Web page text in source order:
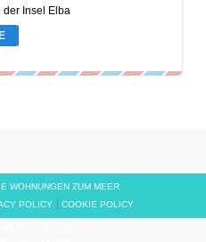
der Insel Elba
WOHNUNGEN ZUM MEER
POLICY COOKIE POLICY